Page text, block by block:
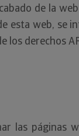
de la
esta web,
los derechos
las